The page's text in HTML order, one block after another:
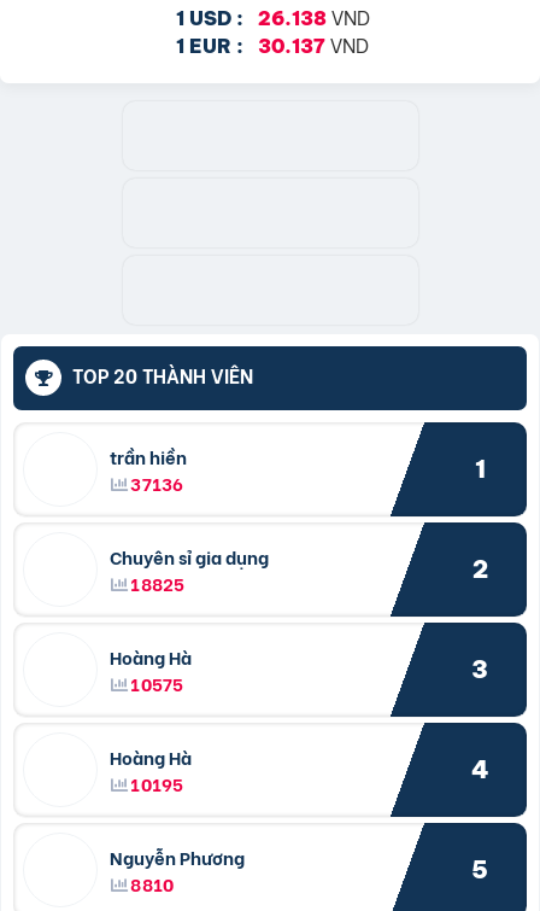
1 USD : 26.138VND
1 EUR : 30.137 VND
TOP 20 THÀNH VIÊN
trần hiền
37136
1
Chuyên sỉ gia dụng
18825
2
Hoàng Hà
10575
3
Hoàng Hà
10195
4
Nguyễn Phương
8810
5